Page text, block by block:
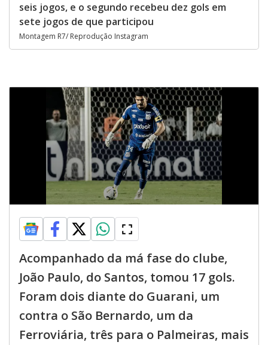
seis jogos, e o segundo recebeu dez gols em
sete jogos de que participou
Montagem R7/ Reprodução Instagram
Acompanhado da má fase do clube,
João Paulo, do Santos, tomou 17 gols.
Foram dois diante do Guarani, um
contra o São Bernardo, um da
Ferroviária, três para o Palmeiras, mais